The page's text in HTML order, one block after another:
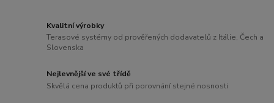
Kvalitní výrobky
Terasové systémy od prověřených dodavatelů z Itálie, Čech a
Slovenska
Nejlevnější ve své třídě
Skvělá cena produktů při porovnání stejné nosnosti